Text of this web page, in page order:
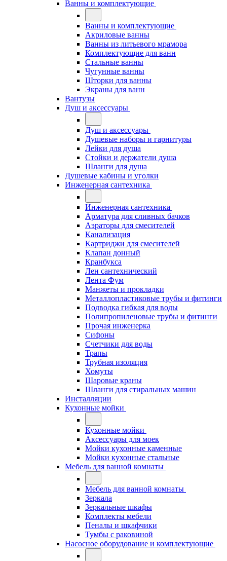
Ванны и комплектующие
Ванны и комплектующие
Акриловые ванны
Ванны из литьевого мрамора
Комплектующие для ванн
Стальные ванны
Чугунные ванны
Шторки для ванны
Экраны для ванн
Вантузы
Душ и аксессуары
Душ и аксессуары
Душевые наборы и гарнитуры
Лейки для душа
Стойки и держатели душа
Шланги для душа
Душевые кабины и уголки
Инженерная сантехника
Инженерная сантехника
Арматура для сливных бачков
Аэраторы для смесителей
Канализация
Картриджи для смесителей
Клапан донный
Кранбукса
Лен сантехнический
Лента Фум
Манжеты и прокладки
Металлопластиковые трубы и фитинги
Подводка гибкая для воды
Полипропиленовые трубы и фитинги
Прочая инженерка
Сифоны
Счетчики для воды
Трапы
Трубная изоляция
Хомуты
Шаровые краны
Шланги для стиральных машин
Инсталляции
Кухонные мойки
Кухонные мойки
Аксессуары для моек
Мойки кухонные каменные
Мойки кухонные стальные
Мебель для ванной комнаты
Мебель для ванной комнаты
Зеркала
Зеркальные шкафы
Комплекты мебели
Пеналы и шкафчики
Тумбы с раковиной
Насосное оборудование и комплектующие